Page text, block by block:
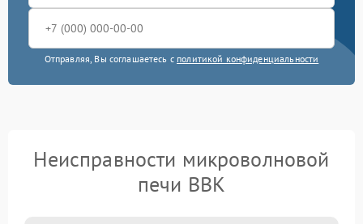
Отправляя, Вы соглашаетесь с политикой конфиденциальности
Неисправности микроволновой
печи BBK